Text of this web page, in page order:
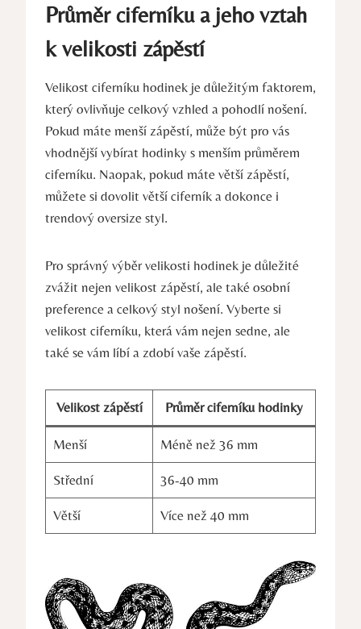
Průměr ciferníku a jeho vztah
k velikosti zápěstí
Velikost ciferníku hodinek je důležitým faktorem,
který ovlivňuje celkový vzhled a pohodlí nošení.
Pokud máte menší zápěstí, může být pro vás
vhodnější vybírat hodinky s menším průměrem
ciferníku. Naopak, pokud máte větší zápěstí,
můžete si dovolit větší ciferník a dokonce i
trendový oversize styl.
Pro správný výběr velikosti hodinek je důležité
zvážit nejen velikost zápěstí, ale také osobní
preference a celkový styl nošení. Vyberte si
velikost ciferníku, která vám nejen sedne, ale
také se vám líbí a zdobí vaše zápěstí.
Velikost zápěstí Průměr ciferníku hodinky
Menší Méně než 36 mm
Střední 36-40 mm
Větší Více než 40 mm